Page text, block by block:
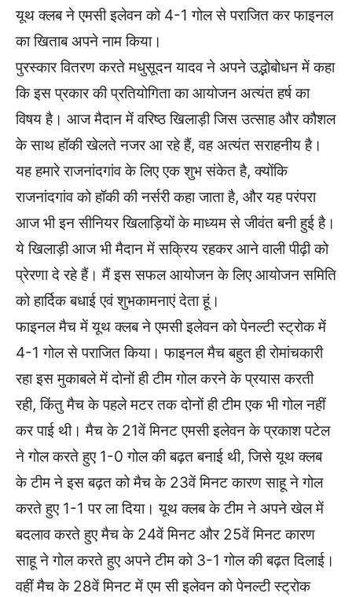
यूथ क्लब ने एमसी इलेवन को 4-1 गोल से पराजित कर फाइनल
का खिताब अपने नाम किया।
पुरस्कार वितरण करते मधुसूदन यादव ने अपने उद्भोबोधन में कहा
कि इस प्रकार की प्रतियोगिता का आयोजन अत्यंत हर्ष का
विषय है। आज मैदान में वरिष्ठ खिलाड़ी जिस उत्साह और कौशल
के साथ हॉकी खेलते नजर आ रहे हैं, वह अत्यंत सराहनीय है।
यह हमारे राजनांदगांव के लिए एक शुभ संकेत है, क्योंकि
राजनांदगांव को हॉकी की नर्सरी कहा जाता है, और यह परंपरा
आज भी इन सीनियर खिलाड़ियों के माध्यम से जीवंत बनी हुई है।
ये खिलाड़ी आज भी मैदान में सक्रिय रहकर आने वाली पीढ़ी को
प्रेरणा दे रहे हैं। मैं इस सफल आयोजन के लिए आयोजन समिति
को हार्दिक बधाई एवं शुभकामनाएं देता हूं।
फाइनल मैच में यूथ क्लब ने एमसी इलेवन को पेनल्टी स्ट्रोक में
4-1 गोल से पराजित किया। फाइनल मैच बहुत ही रोमांचकारी
रहा इस मुकाबले में दोनों ही टीम गोल करने के प्रयास करती
रही, किंतु मैच के पहले मटर तक दोनों ही टीम एक भी गोल नहीं
कर पाई थी। मैच के 21वें मिनट एमसी इलेवन के प्रकाश पटेल
ने गोल करते हुए 1-0 गोल की बढ़त बनाई थी, जिसे यूथ क्लब
के टीम ने इस बढ़त को मैच के 23वें मिनट कारण साहू ने गोल
करते हुए 1-1 पर ला दिया। यूथ क्लब के टीम ने अपने खेल में
बदलाव करते हुए मैच के 24वें मिनट और 25वें मिनट कारण
साहू ने गोल करते हुए अपने टीम को 3-1 गोल की बढ़त दिलाई।
वहीं मैच के 28वें मिनट में एम सी इलेवन को पेनल्टी स्ट्रोक